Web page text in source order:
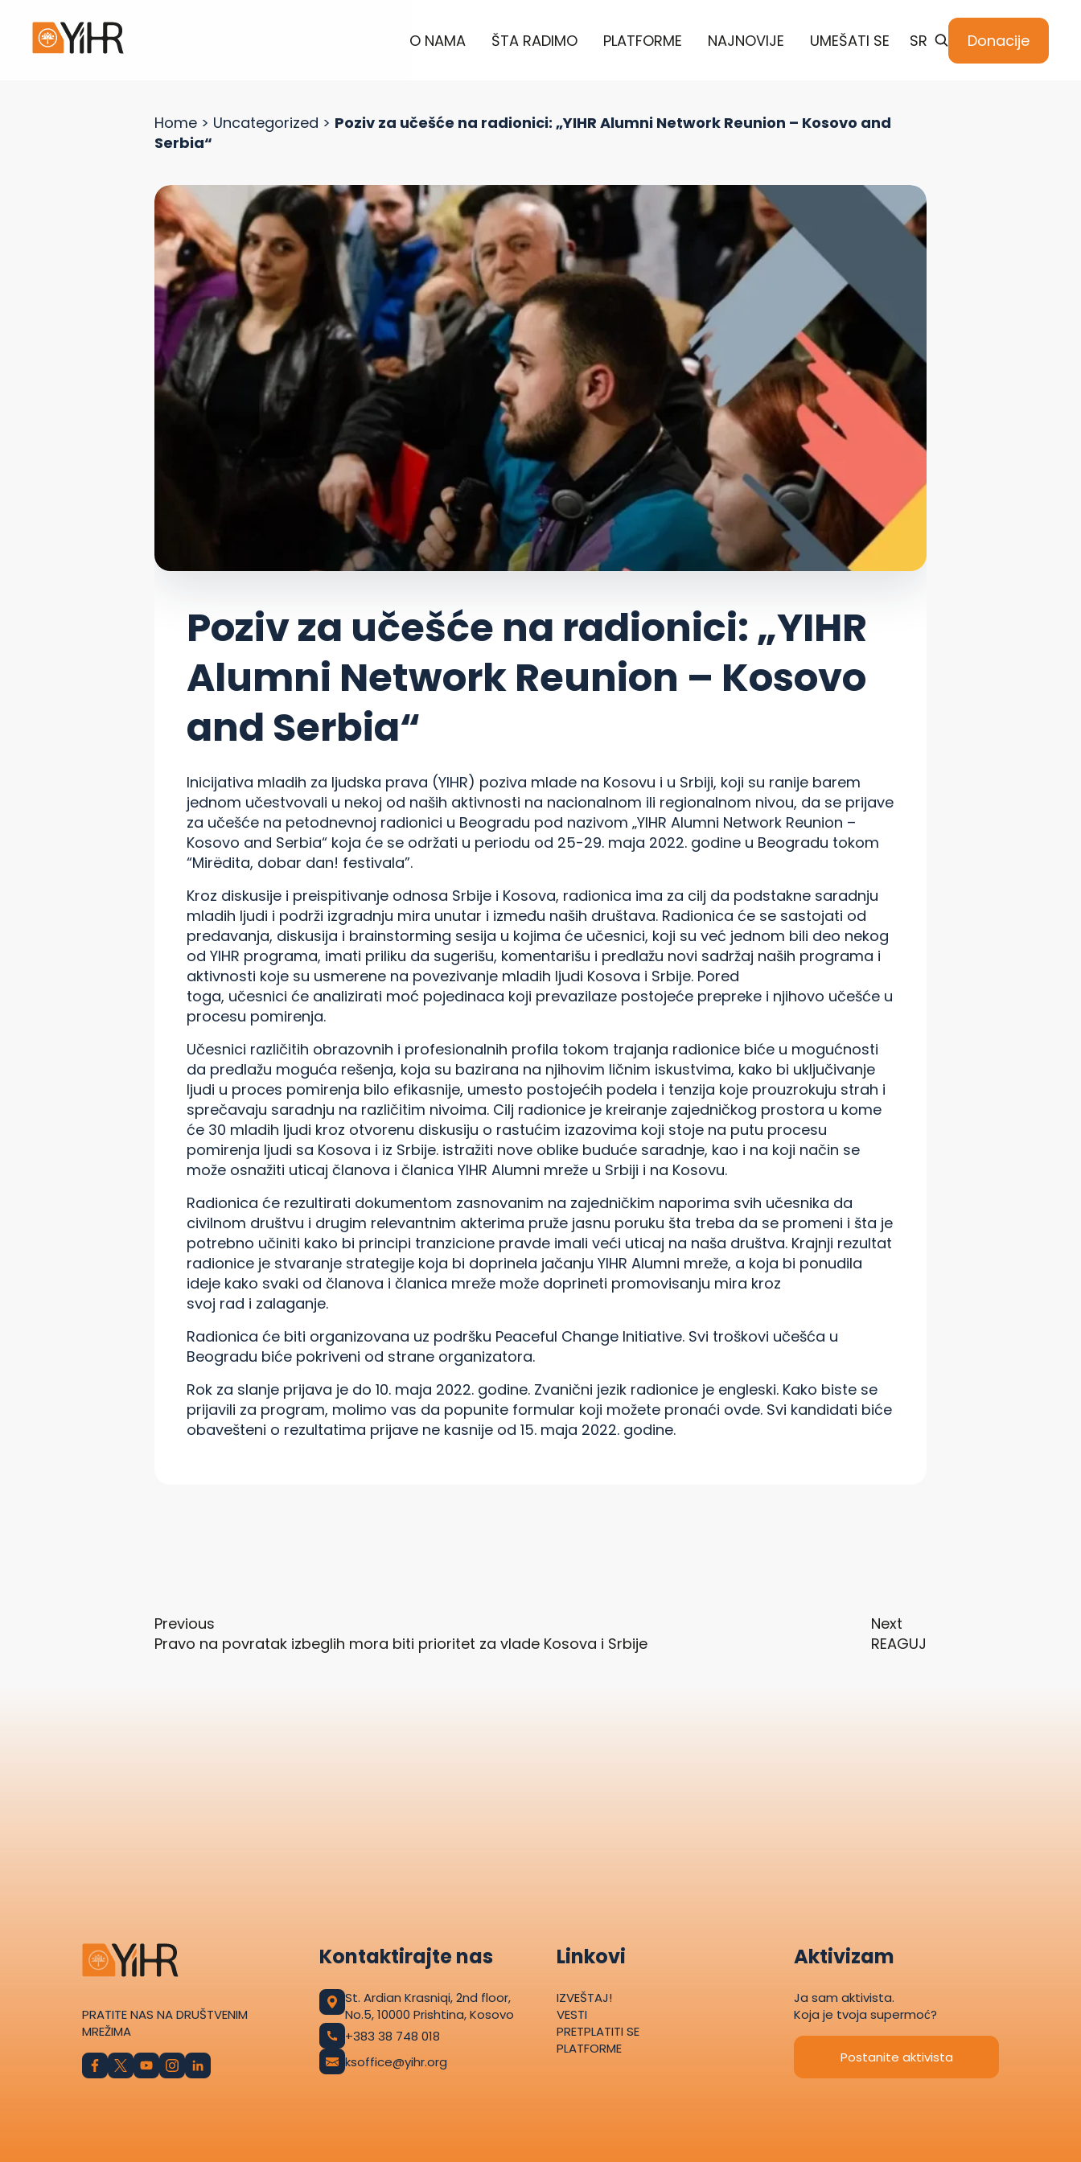
O NAMA ŠTA RADIMO PLATFORME NAJNOVIJE UMEŠATI SE SR Donacije
Home > Uncategorized > Poziv za učešće na radionici: „YIHR Alumni Network Reunion – Kosovo and
Serbia“
Poziv za učešće na radionici: „YIHR
Alumni Network Reunion – Kosovo
and Serbia“
Inicijativa mladih za ljudska prava (YIHR) poziva mlade na Kosovu i u Srbiji, koji su ranije barem
jednom učestvovali u nekoj od naših aktivnosti na nacionalnom ili regionalnom nivou, da se prijave
za učešće na petodnevnoj radionici u Beogradu pod nazivom „YIHR Alumni Network Reunion –
Kosovo and Serbia“ koja će se održati u periodu od 25-29. maja 2022. godine u Beogradu tokom
“Mirëdita, dobar dan! festivala”.
Kroz diskusije i preispitivanje odnosa Srbije i Kosova, radionica ima za cilj da podstakne saradnju
mladih ljudi i podrži izgradnju mira unutar i između naših društava. Radionica će se sastojati od
predavanja, diskusija i brainstorming sesija u kojima će učesnici, koji su već jednom bili deo nekog
od YIHR programa, imati priliku da sugerišu, komentarišu i predlažu novi sadržaj naših programa i
aktivnosti koje su usmerene na povezivanje mladih ljudi Kosova i Srbije. Pored
toga, učesnici će analizirati moć pojedinaca koji prevazilaze postojeće prepreke i njihovo učešće u
procesu pomirenja.
Učesnici različitih obrazovnih i profesionalnih profila tokom trajanja radionice biće u mogućnosti
da predlažu moguća rešenja, koja su bazirana na njihovim ličnim iskustvima, kako bi uključivanje
ljudi u proces pomirenja bilo efikasnije, umesto postojećih podela i tenzija koje prouzrokuju strah i
sprečavaju saradnju na različitim nivoima. Cilj radionice je kreiranje zajedničkog prostora u kome
će 30 mladih ljudi kroz otvorenu diskusiju o rastućim izazovima koji stoje na putu procesu
pomirenja ljudi sa Kosova i iz Srbije. istražiti nove oblike buduće saradnje, kao i na koji način se
može osnažiti uticaj članova i članica YIHR Alumni mreže u Srbiji i na Kosovu.
Radionica će rezultirati dokumentom zasnovanim na zajedničkim naporima svih učesnika da
civilnom društvu i drugim relevantnim akterima pruže jasnu poruku šta treba da se promeni i šta je
potrebno učiniti kako bi principi tranzicione pravde imali veći uticaj na naša društva. Krajnji rezultat
radionice je stvaranje strategije koja bi doprinela jačanju YIHR Alumni mreže, a koja bi ponudila
ideje kako svaki od članova i članica mreže može doprineti promovisanju mira kroz
svoj rad i zalaganje.
Radionica će biti organizovana uz podršku Peaceful Change Initiative. Svi troškovi učešća u
Beogradu biće pokriveni od strane organizatora.
Rok za slanje prijava je do 10. maja 2022. godine. Zvanični jezik radionice je engleski. Kako biste se
prijavili za program, molimo vas da popunite formular koji možete pronaći ovde. Svi kandidati biće
obavešteni o rezultatima prijave ne kasnije od 15. maja 2022. godine.
Previous
Pravo na povratak izbeglih mora biti prioritet za vlade Kosova i Srbije
Next
REAGUJ
PRATITE NAS NA DRUŠTVENIM
MREŽIMA
Kontaktirajte nas
St. Ardian Krasniqi, 2nd floor,
No.5, 10000 Prishtina, Kosovo
+383 38 748 018
ksoffice@yihr.org
Linkovi
IZVEŠTAJ!
VESTI
PRETPLATITI SE
PLATFORME
Aktivizam
Ja sam aktivista.
Koja je tvoja supermoć?
Postanite aktivista